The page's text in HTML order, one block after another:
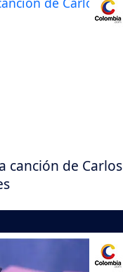
canción de Carlos